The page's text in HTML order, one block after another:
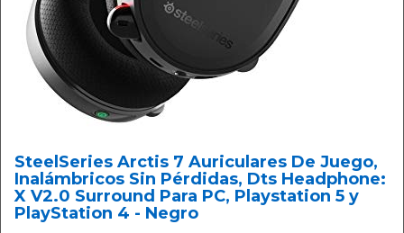
SteelSeries Arctis 7 Auriculares De Juego,
Inalámbricos Sin Pérdidas, Dts Headphone:
X V2.0 Surround Para PC, Playstation 5 y
PlayStation 4 - Negro